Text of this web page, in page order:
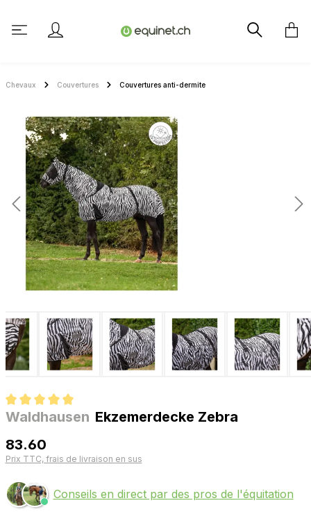
Chevaux Couvertures Couvertures anti-dermite
Ignorer la galerie d'images
Note moyenne de 5 sur 5 étoiles
Waldhausen Ekzemerdecke Zebra
83.60
Prix TTC, frais de livraison en sus
Conseils en direct par des pros de l'équitation